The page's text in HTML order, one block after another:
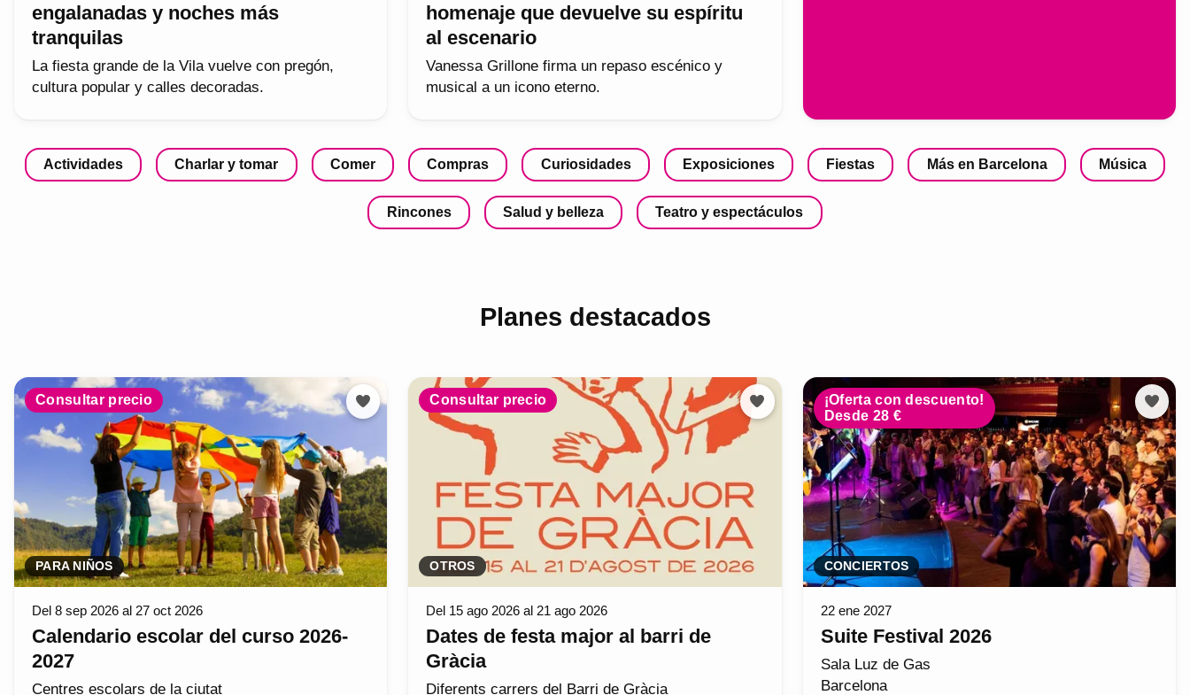
engalanadas y noches más
tranquilas
La fiesta grande de la Vila vuelve con pregón,
cultura popular y calles decoradas.
homenaje que devuelve su espíritu
al escenario
Vanessa Grillone firma un repaso escénico y
musical a un icono eterno.
Actividades Charlar y tomar Comer Compras Curiosidades Exposiciones Fiestas Más en Barcelona Música
Rincones Salud y belleza Teatro y espectáculos
Planes destacados
Consultar precio
PARA NIÑOS
Del 8 sep 2026 al 27 oct 2026
Calendario escolar del curso 2026-
2027
Centres escolars de la ciutat
Consultar precio
OTROS
Del 15 ago 2026 al 21 ago 2026
Dates de festa major al barri de
Gràcia
Diferents carrers del Barri de Gràcia
¡Oferta con descuento!
Desde 28 €
CONCIERTOS
22 ene 2027
Suite Festival 2026
Sala Luz de Gas
Barcelona